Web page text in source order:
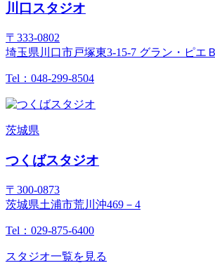
川口スタジオ
〒333-0802
埼玉県川口市戸塚東3-15-7 グラン・ピエ
Tel：048-299-8504
茨城県
つくばスタジオ
〒300-0873
茨城県土浦市荒川沖469－4
Tel：029-875-6400
スタジオ一覧を見る